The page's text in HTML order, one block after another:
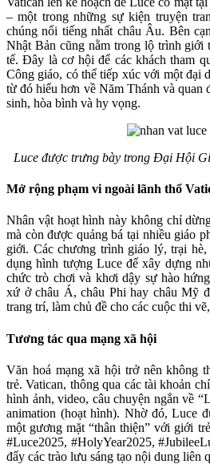
– một trong những sự kiện truyện
chúng nổi tiếng nhất châu Âu. Bên
Nhật Bản cũng nằm trong lộ trình giới
tế. Đây là cơ hội để các khách tham
Công giáo, có thể tiếp xúc với một đại
từ đó hiểu hơn về Năm Thánh và quan
sinh, hòa bình và hy vọng.
Luce được trưng bày trong Đại Hội
Mở rộng phạm vi ngoài lãnh thổ
Nhân vật hoạt hình này không chỉ
mà còn được quảng bá tại nhiều giáo
giới. Các chương trình giáo lý, trại
dụng hình tượng Luce để xây dựng
chức trò chơi và khơi dậy sự hào
xứ ở châu Á, châu Phi hay châu Mỹ
trang trí, làm chủ đề cho các cuộc thi
Tương tác qua mạng xã hội
Văn hoá mạng xã hội trở nên không
trẻ. Vatican, thông qua các tài khoản
hình ảnh, video, câu chuyện ngắn về
animation (hoạt hình). Nhờ đó, Luce
một gương mặt “thân thiện” với giới
#Luce2025, #HolyYear2025,
đẩy các trào lưu sáng tạo nội dung liên